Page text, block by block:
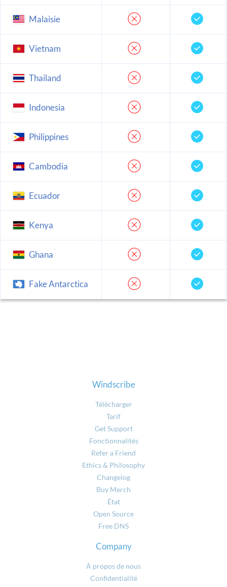
Malaisie
Vietnam
Thailand
Indonesia
Philippines
Cambodia
Ecuador
Kenya
Ghana
Fake Antarctica
Windscribe
Télécharger
Tarif
Get Support
Fonctionnalités
Refer a Friend
Ethics & Philosophy
Changelog
Buy Merch
État
Open Source
Free DNS
Company
À propos de nous
Confidentialité